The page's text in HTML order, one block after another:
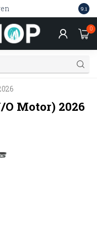
9.1
0
O Motor) 2026